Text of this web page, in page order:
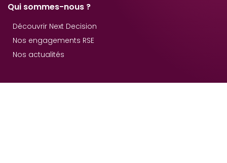
Qui sommes-nous ?
Découvrir Next Decision
Nos engagements RSE
Nos actualités